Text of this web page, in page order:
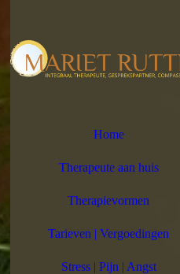
Home
Therapeute aan huis
Therapievormen
Tarieven | Vergoedingen
Stress | Pijn | Angst